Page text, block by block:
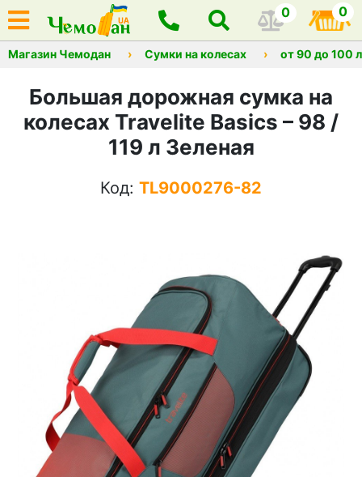
0 0
Магазин Чемодан Сумки на колесах от 90 до 100
Большая дорожная сумка на
колесах Travelite Basics – 98 /
119 л Зеленая
Код: TL9000276-82